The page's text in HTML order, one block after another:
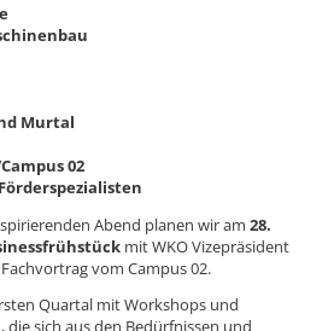
Murtal
02
Abend planen wir am28.
mit WKO Vizepräsident
vom Campus 02.
Quartal mit Workshops und
sich aus den Bedürfnissen und